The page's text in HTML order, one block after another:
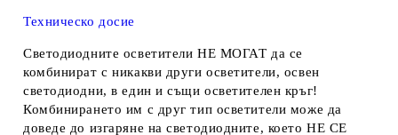
Техническо досие
Светодиодните осветители НЕ МОГАТ да се
комбинират с никакви други осветители, освен
светодиодни, в един и същи осветителен кръг!
Комбинирането им с друг тип осветители може да
доведе до изгаряне на светодиодните, коетоНЕ СЕ